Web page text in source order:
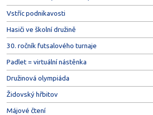
Vstříc podnikavosti
Hasiči ve školní družině
30. ročník futsalového turnaje
Padlet = virtuální nástěnka
Družinová olympiáda
Židovský hřbitov
Májové čtení